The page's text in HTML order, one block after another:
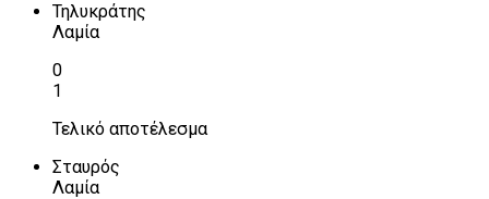
Τηλυκράτης
Λαμία
0
1
Τελικό αποτέλεσμα
Σταυρός
Λαμία